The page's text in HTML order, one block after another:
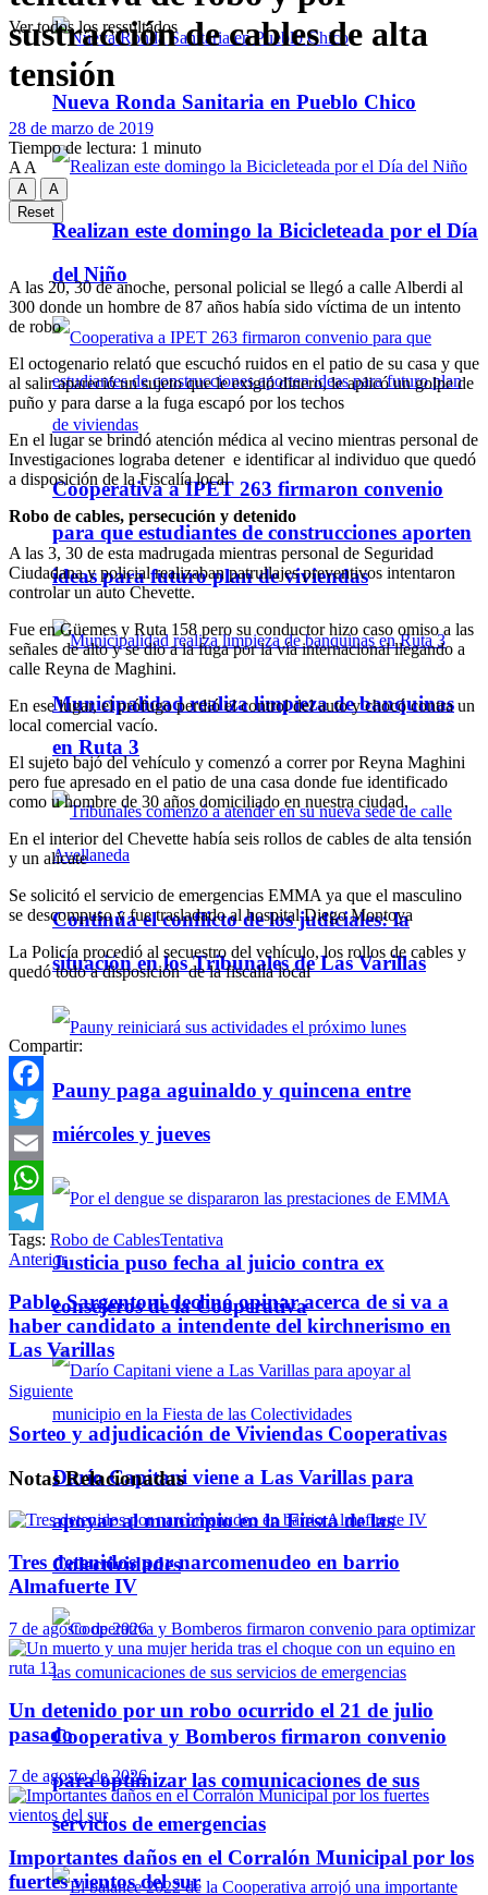
Nueva Ronda Sanitaria en Pueblo Chico
Realizan este domingo la Bicicleteada por el Día
del Niño
Cooperativa a IPET 263 firmaron convenio
para que estudiantes de construcciones aporten
ideas para futuro plan de viviendas
Municipalidad realiza limpieza de banquinas
en Ruta 3
Continúa el conflicto de los judiciales: la
situación en los Tribunales de Las Varillas
Pauny paga aguinaldo y quincena entre
miércoles y jueves
Justicia puso fecha al juicio contra ex
consejeros de la Cooperativa
Darío Capitani viene a Las Varillas para
apoyar al municipio en la Fiesta de las
Colectividades
Cooperativa y Bomberos firmaron convenio
para optimizar las comunicaciones de sus
servicios de emergencias
Ver todos los ressultados
sustracción de cables de alta
tensión
28 de marzo de 2019
Tiempo de lectura: 1 minuto
A A
A
A
Reset
A las 20, 30 de anoche, personal policial se llegó a calle Alberdi al
300 donde un hombre de 87 años había sido víctima de un intento
de robo
El octogenario relató que escuchó ruidos en el patio de su casa y que
al salir apareció un sujeto que le exigió dinero, le aplicó un golpe de
puño y para darse a la fuga escapó por los techos
En el lugar se brindó atención médica al vecino mientras personal de
Investigaciones lograba detener e identificar al individuo que quedó
a disposición de la Fiscalía local
Robo de cables, persecución y detenido
A las 3, 30 de esta madrugada mientras personal de Seguridad
Ciudadana y policial realizaban patrullajes preventivos intentaron
controlar un auto Chevette.
Fue en Güemes y Ruta 158 pero su conductor hizo caso omiso a las
señales de alto y se dio a la fuga por la vía internacional llegando a
calle Reyna de Maghini.
En ese lugar, el prófugo perdió el control del auto y chocó contra un
local comercial vacío.
El sujeto bajó del vehículo y comenzó a correr por Reyna Maghini
pero fue apresado en el patio de una casa donde fue identificado
como u hombre de 30 años domiciliado en nuestra ciudad.
En el interior del Chevette había seis rollos de cables de alta tensión
y un alicate
Se solicitó el servicio de emergencias EMMA ya que el masculino
se descompuso y fue trasladado al hospital Diego Montoya
La Policía procedió al secuestro del vehículo, los rollos de cables y
quedó todo a disposición de la fiscalía local
Compartir:
Facebook
Twitter
Email
WhatsApp
Telegram
Tags: Robo de CablesTentativa
Anterior
Pablo Sargentoni declinó opinar acerca de si va a
haber candidato a intendente del kirchnerismo en
Las Varillas
Siguiente
Sorteo y adjudicación de Viviendas Cooperativas
NotasRelacionadas
Tres detenidos por narcomenudeo en barrio
Almafuerte IV
7 de agosto de 2026
Un detenido por un robo ocurrido el 21 de julio
pasado
7 de agosto de 2026
Importantes daños en el Corralón Municipal por los
fuertes vientos del sur